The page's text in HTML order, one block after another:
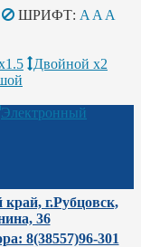
ШРИФТ: A A A
Двойной х2
Электронный
г.Рубцовск,
36
8(38557)96-301